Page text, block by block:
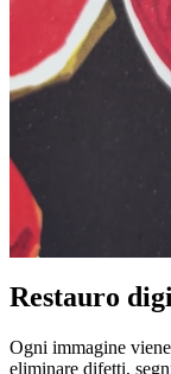
Pause
Restauro
Ogni immagine
eliminare difetti,